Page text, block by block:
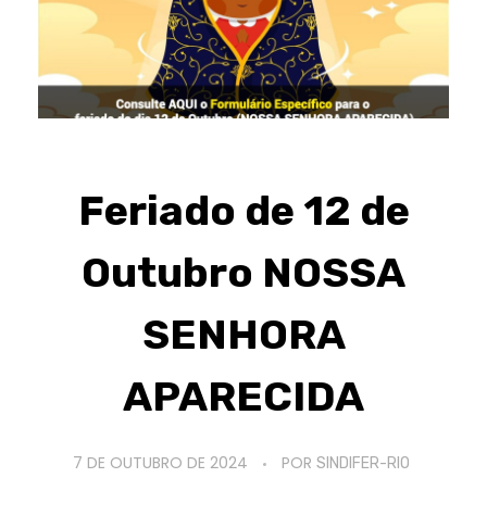
Feriado de 12 de
Outubro NOSSA
SENHORA
APARECIDA
7 DE OUTUBRO DE 2024 POR SINDIFER-RIO